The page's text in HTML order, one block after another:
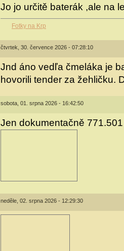
Jo jo určitě baterák ,ale na
Fotky na Krp
čtvrtek, 30. července 2026 - 07:28:10
Jnd áno vedľa čmeláka je
hovorili tender za žehličku.
sobota, 01. srpna 2026 - 16:42:50
Jen dokumentačně
neděle, 02. srpna 2026 - 12:29:30